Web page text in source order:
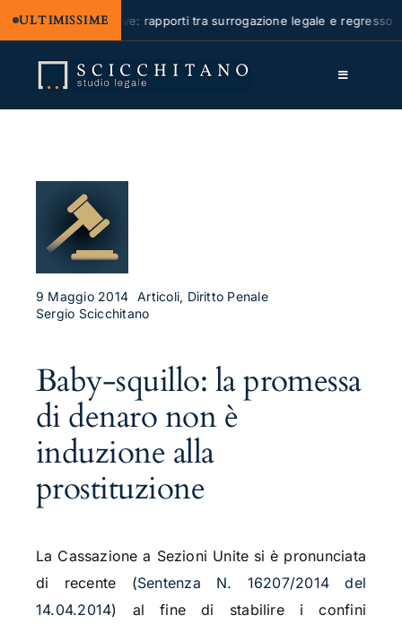
ULTIMISSIME
solidali passive: rapporti tra surrogazione legale e regresso
contenuto
Toggle
Approfondimenti
Contatti
9 Maggio 2014 Articoli, Diritto Penale
Sergio Scicchitano
Baby-squillo: la promessa
di denaro non è
induzione alla
prostituzione
La Cassazione a Sezioni Unite si è pronunciata
di recente (Sentenza N. 16207/2014 del
14.04.2014) al fine di stabilire i confini